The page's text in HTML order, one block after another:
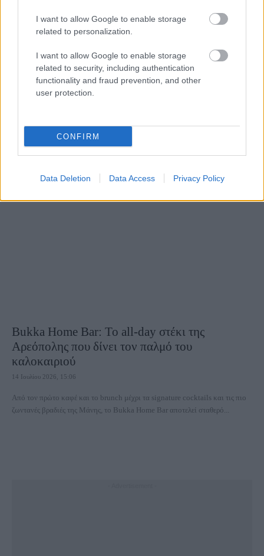
I want to allow Google to enable storage
related to personalization.
I want to allow Google to enable storage
related to security, including authentication
functionality and fraud prevention, and other
user protection.
CONFIRM
Data Deletion Data Access Privacy Policy
Η Gastrotaverna Βούκα στη Χαλκίδα είναι ο
λόγος που θα οργανώσεις την επόμενη
Μόλις μία ώρα από την Αθήνα, σε μια ήσυχη γωνιά της Χαλκίδας, εκεί όπου
το γαλάζιο της θάλασσας συναντά την αυθεντική φιλοξενία, η
Bukka Home Bar: Το all-day στέκι της
Αρεόπολης που δίνει τον παλμό του
καλοκαιριού
14 Ιουλίου 2026, 15:06
Από τον πρώτο καφέ και το brunch μέχρι τα signature cocktails και τις πιο
ζωντανές βραδιές της Μάνης, το Bukka Home Bar αποτελεί σταθερό...